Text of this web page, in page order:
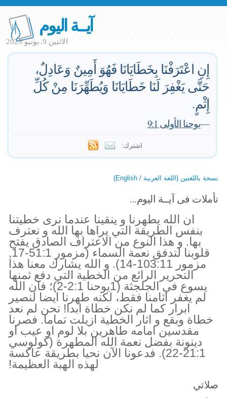
آيــة اليوم
الاثنين 9. يونيو 2025
إِنِ اعْتَرَفْنَا بِخَطَايَانَا فَهُوَ أَمِينٌ وَعَادِلٌ،
حَتَّى يَغْفِرَ لَنَا خَطَايَانَا وَيُطَهِّرَنَا مِنْ كُلِّ
إِثْمٍ.
—يوحنا الأولى 9:1
اشترك:
نسخة باللغتين (اللغة العربية / English)
تأملات فى آيــة اليوم...
ان الله يطهرنا و ينقينا عندما نرى خطيتنا
بنفس الطريقة التي يراها بها الله و نعترف
بها. و هذا النوع من الاعتراف الصادق يفتح
قلوبنا لتدفق نعمة السماء (مزمور 51:1-17,
مزمور 103:11-14). و الله يشارك معنا هذا
التحرير الرائع من الخطية التي دفع ثمنها
يسوع في الجلجثة (1يوحنا 2:1-2)؛ فان الله
لم يغفر اثامنا فقط، لكنه طهرنا ايضا لنصير
ابرار كما لم نكن خطاة ابدا! نحن لم نعد
خطاة وبقع و اثار الخطية ازيلت تماما. فصرنا
مقدسين امامه طاهرين بلا لوم او عيب او
دينونة بفضل نعمة الله المطهرة (كولوسي
21:1-22). فدعونا الآن نحيا بطريقة عاكسة
لهذه الهبة العظيمة!
صلاتي